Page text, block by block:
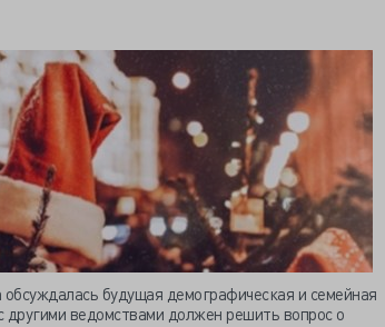
будущая демографическая и семейная
ведомствами должен решить вопрос о